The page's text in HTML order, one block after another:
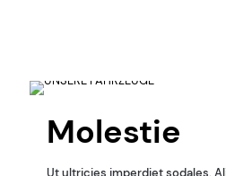
Molestie
Ut ultricies imperdiet sodales.